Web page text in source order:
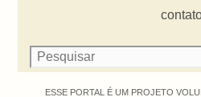
ESSE PORTAL É UM PROJETO